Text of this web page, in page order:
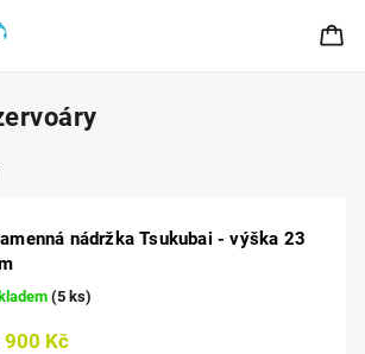
nádržka Tsukubai - výška 23
(5 ks)
900 Kč